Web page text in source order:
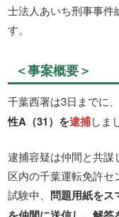
士法人あいち刑事事件
す。
＜事案概要＞
千葉西署は3日までに
性A（31）を逮捕しま
逮捕容疑は仲間と共謀
区内の千葉運転免許
試験中、 問題用紙をス